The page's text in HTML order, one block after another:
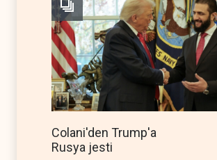
Colani'den Trump'a
Rusya jesti